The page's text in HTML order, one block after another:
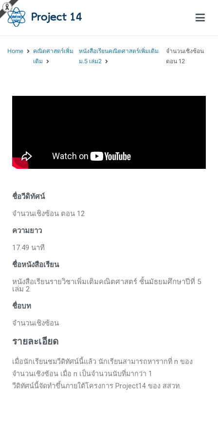
Home
คณิตศาสตร์เพิ่ม
เติม
หนังสือเรียนคณิตศาสตร์เพิ่มเติม
ม.5 เล่ม2
จำนวนเชิงซ้อน
ตอน 12
ชื่อวีดิทัศน์
จำนวนเชิงซ้อน ตอน 12
ความยาว
17.49 นาที
ชื่อหนังสือเรียน
หนังสือเรียนรายวิชาเพิ่มเติมคณิตศาสตร์ ชั้นมัธยมศึกษาปีที่ 5
เล่ม 2
ชื่อบท
จำนวนเชิงซ้อน
รายละเอียด
เมื่อนักเรียนชมวีดิทัศน์นี้แล้ว นักเรียนสามารถหารากที่ n ของ
จำนวนเชิงซ้อน เมื่อ n เป็นจำนวนนับที่มากว่า 1
วีดิทัศน์นี้จัดทำขึ้นภายใต้โครงการ Project14 ของ สสวท.